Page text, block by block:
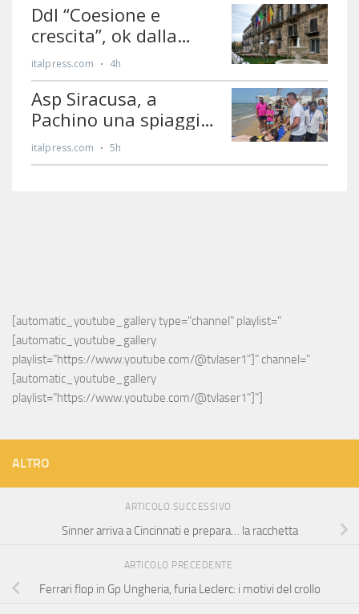
[automatic_youtube_gallery type="channel" playlist="
[automatic_youtube_gallery
playlist="https://www.youtube.com/@tvlaser1"]" channel="
[automatic_youtube_gallery
playlist="https://www.youtube.com/@tvlaser1"]"]
ALTRO
ARTICOLO SUCCESSIVO
Sinner arriva a Cincinnati e prepara… la racchetta
ARTICOLO PRECEDENTE
Ferrari flop in Gp Ungheria, furia Leclerc: i motivi del crollo